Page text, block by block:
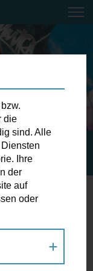
die
sind. Alle
Ihre
der
auf
oder